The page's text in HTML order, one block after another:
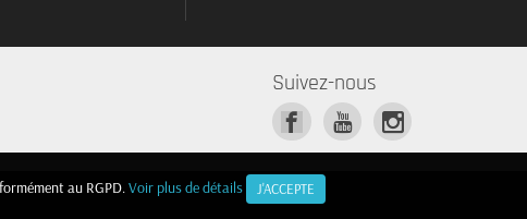
au RGPD.Voir plus de détails J'ACCEPTE
au RGPD.Voir plus de détails J'ACCEPTE
Suivez-nous